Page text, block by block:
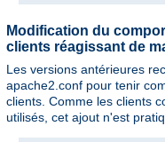
Modification du
clients réagissant de
Les versions antérieures
apache2.conf pour tenir
clients. Comme les clients
utilisés, cet ajout n'est